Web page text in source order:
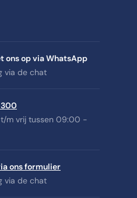
ons op via WhatsApp
via de chat
300
t/m vrij tussen 09:00 -
ons formulier
via de chat